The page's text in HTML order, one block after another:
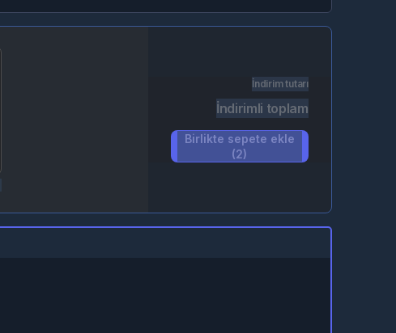
İndirim tutarı
İndirimli toplam
Birlikte sepete ekle
(2)